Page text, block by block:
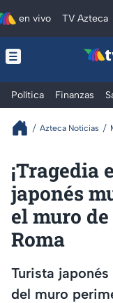
en vivo TV Azteca
Política Finanzas
Azteca Noticias
¡Tragedia
japonés
el muro
Roma
Turista
del muro